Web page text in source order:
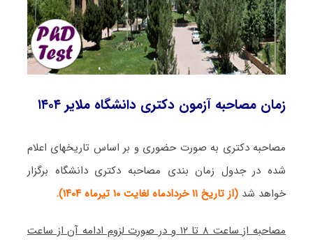
زمان مصاحبه آزمون دکتری دانشگاه ملایر ۱۴۰۴
مصاحبه دکتری به صورت حضوری و بر اساس تاریخهای اعلام
شده در جدول زمان بندی مصاحبه دکتری دانشگاه برگزار
خواهد شد (از تاریخ ۱۱ خردادماه لغایت ۱۰ تیرماه ۱۴۰۴).
مصاحبه از ساعت ۸ تا ۱۲ و در صورت لزوم ادامه آن از ساعت